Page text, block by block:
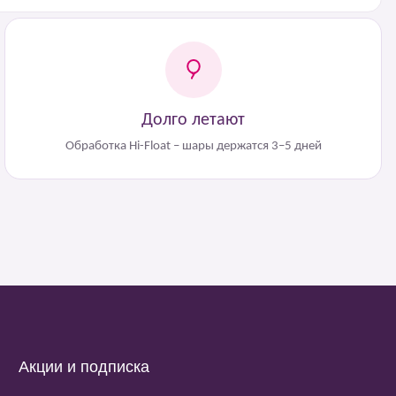
Долго летают
Обработка Hi-Float – шары держатся 3–5 дней
Акции и подписка